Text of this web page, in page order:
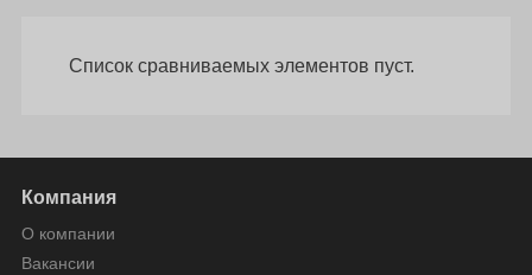
Список сравниваемых элементов пуст.
Компания
О компании
Вакансии